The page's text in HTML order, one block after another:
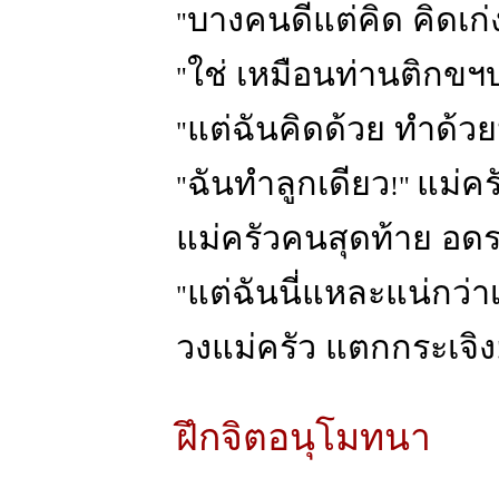
"บางคนดีแต่คิด คิดเก่
"ใช่ เหมือนท่านติกขฯ
"แต่ฉันคิดด้วย ทำด้ว
"ฉันทำลูกเดียว!" แม่ค
แม่ครัวคนสุดท้าย อด
"แต่ฉันนี่แหละแน่กว่า
วงแม่ครัว แตกกระเจิง
ฝึกจิตอนุโมทนา